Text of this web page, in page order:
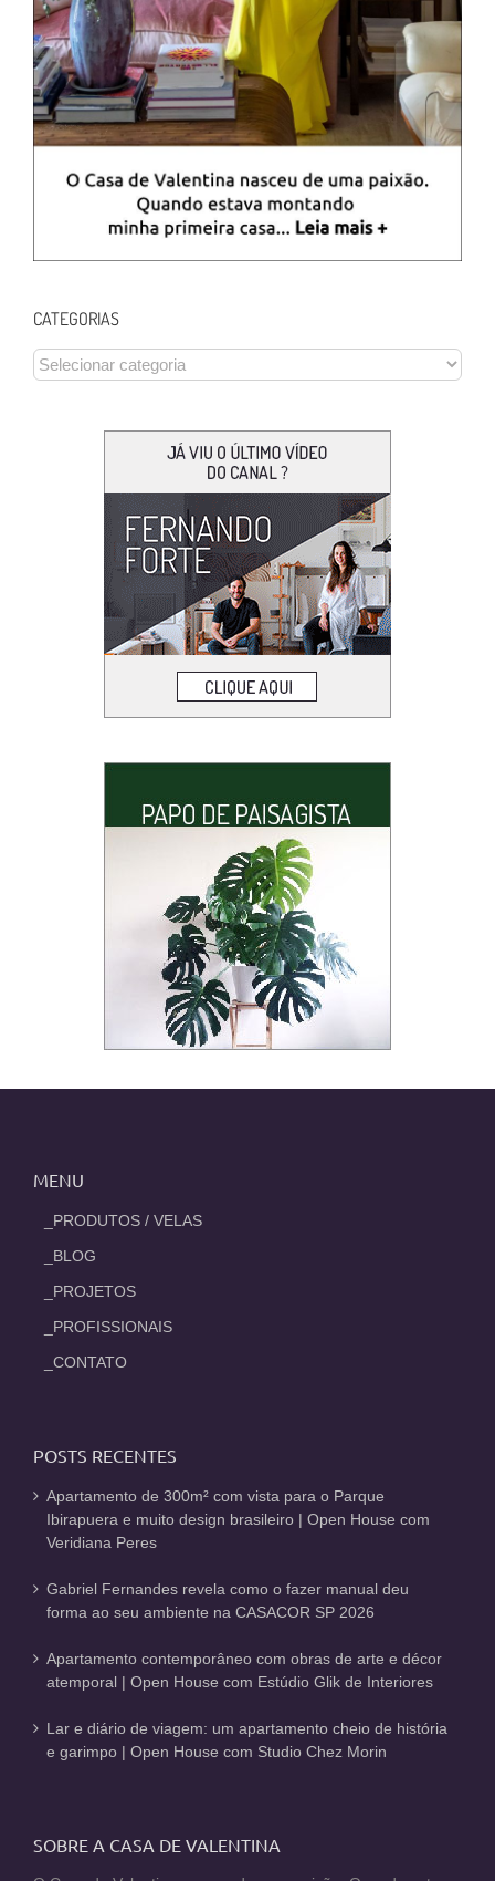
CATEGORIAS
CATEGORIAS
MENU
_PRODUTOS / VELAS
_BLOG
_PROJETOS
_PROFISSIONAIS
_CONTATO
POSTS RECENTES
Apartamento de 300m² com vista para o Parque
Ibirapuera e muito design brasileiro | Open House com
Veridiana Peres
Gabriel Fernandes revela como o fazer manual deu
forma ao seu ambiente na CASACOR SP 2026
Apartamento contemporâneo com obras de arte e décor
atemporal | Open House com Estúdio Glik de Interiores
Lar e diário de viagem: um apartamento cheio de história
e garimpo | Open House com Studio Chez Morin
SOBRE A CASA DE VALENTINA